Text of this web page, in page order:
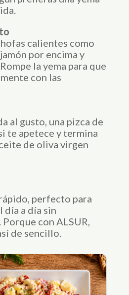
calientes como
por encima y
la yema para que
con las
al gusto, una pizca de
te apetece y termina
de oliva virgen
perfecto para
día a día sin
con ALSUR,
de sencillo.